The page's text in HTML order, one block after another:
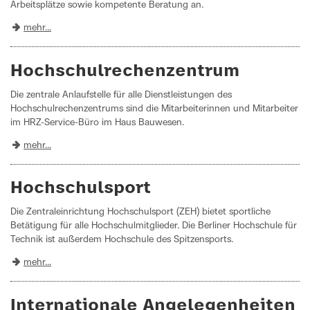
Arbeitsplätze sowie kompetente Beratung an.
mehr...
Hochschulrechenzentrum
Die zentrale Anlaufstelle für alle Dienstleistungen des
Hochschulrechenzentrums sind die Mitarbeiterinnen und Mitarbeiter
im HRZ-Service-Büro im Haus Bauwesen.
mehr...
Hochschulsport
Die Zentraleinrichtung Hochschulsport (ZEH) bietet sportliche
Betätigung für alle Hochschulmitglieder. Die Berliner Hochschule für
Technik ist außerdem Hochschule des Spitzensports.
mehr...
Internationale Angelegenheiten